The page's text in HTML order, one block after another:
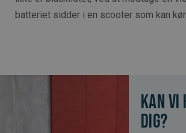
batteriet sidder i en scooter som kan
Kan
dig?